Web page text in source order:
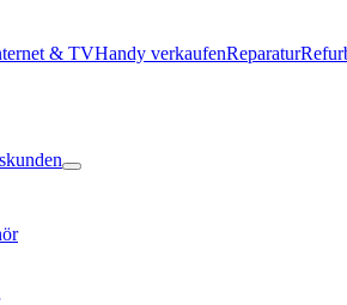
& TVHandy verkaufenReparatur